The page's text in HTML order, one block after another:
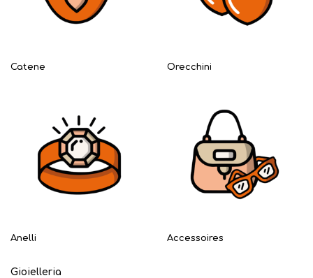
Catene Orecchini
Anelli Accessoires
Gioielleria